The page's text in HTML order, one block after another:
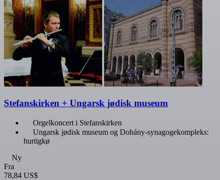
Stefanskirken + Ungarsk jødisk museum
Orgelkoncert i Stefanskirken
Ungarsk jødisk museum og Dohány-synagogekompleks:
hurtigkø
Ny
Fra
78,84 US$